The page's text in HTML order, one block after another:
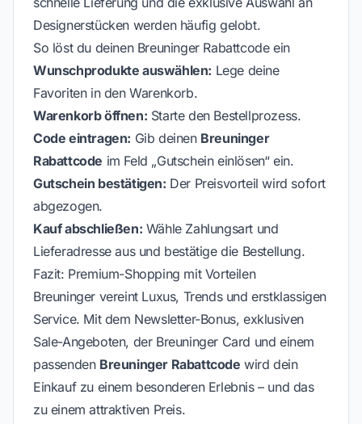
Designerstücken werden häufig gelobt.
So löst du deinen Breuninger Rabattcode ein
Wunschprodukte auswählen: Lege deine
Favoriten in den Warenkorb.
Warenkorb öffnen: Starte den Bestellprozess.
Code eintragen: Gib deinen Breuninger
Rabattcode im Feld „Gutschein einlösen“ ein.
Gutschein bestätigen: Der Preisvorteil wird sofort
abgezogen.
Kauf abschließen: Wähle Zahlungsart und
Lieferadresse aus und bestätige die Bestellung.
Fazit: Premium-Shopping mit Vorteilen
Breuninger vereint Luxus, Trends und erstklassigen
Service. Mit dem Newsletter-Bonus, exklusiven
Sale-Angeboten, der Breuninger Card und einem
passenden Breuninger Rabattcode wird dein
Einkauf zu einem besonderen Erlebnis – und das
zu einem attraktiven Preis.